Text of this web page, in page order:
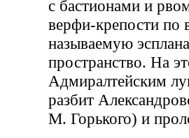
с бастионами и
верфи-крепости по
называемую
пространство. На
Адмиралтейским
разбит
М. Горького) и